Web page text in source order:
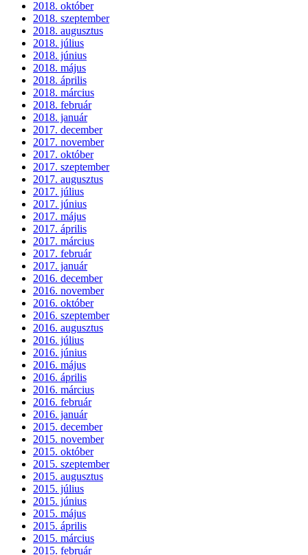
2018. október
2018. szeptember
2018. augusztus
2018. július
2018. június
2018. május
2018. április
2018. március
2018. február
2018. január
2017. december
2017. november
2017. október
2017. szeptember
2017. augusztus
2017. július
2017. június
2017. május
2017. április
2017. március
2017. február
2017. január
2016. december
2016. november
2016. október
2016. szeptember
2016. augusztus
2016. július
2016. június
2016. május
2016. április
2016. március
2016. február
2016. január
2015. december
2015. november
2015. október
2015. szeptember
2015. augusztus
2015. július
2015. június
2015. május
2015. április
2015. március
2015. február